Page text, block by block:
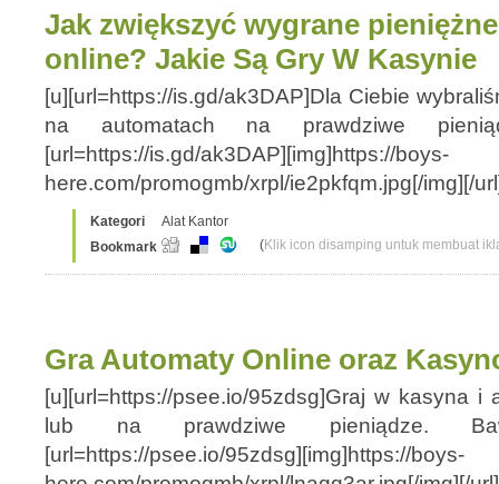
Jak zwiększyć wygrane
online? Jakie Są Gry W Kasynie
[u][url=https://is.gd/ak3DAP]Dla Ciebie
na automatach na prawdziwe
[url=https://is.gd/ak3DAP][img]https://boys-
here.com/promogmb/xrpl/ie2pkfqm.jpg[/img][/
Kategori
Alat Kantor
Bookmark
(Klik icon disamping untuk membuat
Gra Automaty Online oraz
[u][url=https://psee.io/95zdsg]Graj w kasyna
lub na prawdziwe pieniądze.
[url=https://psee.io/95zdsg][img]https://boys-